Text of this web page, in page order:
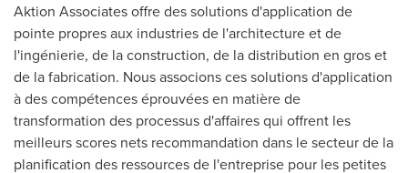
Aktion Associates offre des solutions d'application de
pointe propres aux industries de l'architecture et de
l'ingénierie, de la construction, de la distribution en gros et
de la fabrication. Nous associons ces solutions d'application
à des compétences éprouvées en matière de
transformation des processus d'affaires qui offrent les
meilleurs scores nets recommandation dans le secteur de la
planification des ressources de l'entreprise pour les petites